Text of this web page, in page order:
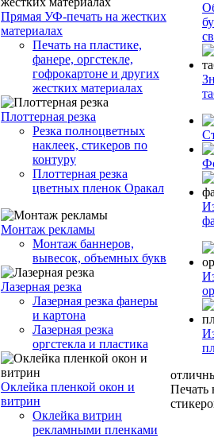
Прямая УФ-печать на жестких
материалах
Печать на пластике,
фанере, оргстекле,
гофрокартоне и других
жестких материалах
Плоттерная резка
Резка полноцветных
наклеек, стикеров по
контуру
Плоттерная резка
цветных пленок Оракал
Монтаж рекламы
Монтаж баннеров,
вывесок, объемных букв
Лазерная резка
Лазерная резка фанеры
и картона
Лазерная резка
оргстекла и пластика
Оклейка пленкой окон и
витрин
Оклейка витрин
рекламными пленками
Печать